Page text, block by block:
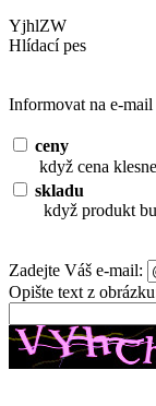
YjhlZW
Hlídací pes
Informovat na e-mail
ceny
když cena
skladu
když produkt
Zadejte Váš e-mail:
Opište text z